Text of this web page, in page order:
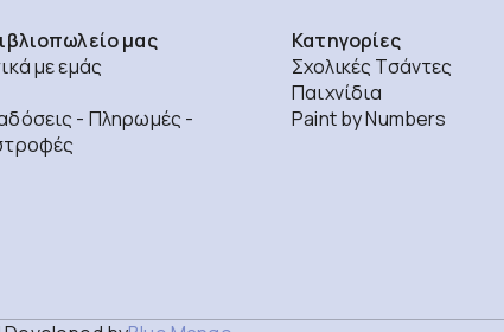
μας
με εμάς
- Πληρωμές -
Κατηγορίες
Σχολικές Τσάντες
Παιχνίδια
Paint by Numbers